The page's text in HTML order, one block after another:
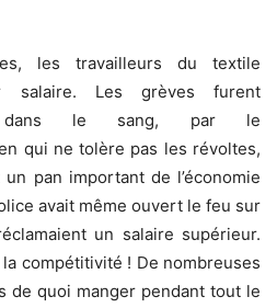
les travailleurs du textile
salaire. Les grèves furent
dans le sang, par le
qui ne tolère pas les révoltes,
pan important de l’économie
avait même ouvert le feu sur
un salaire supérieur.
compétitivité ! De nombreuses
de quoi manger pendant tout le